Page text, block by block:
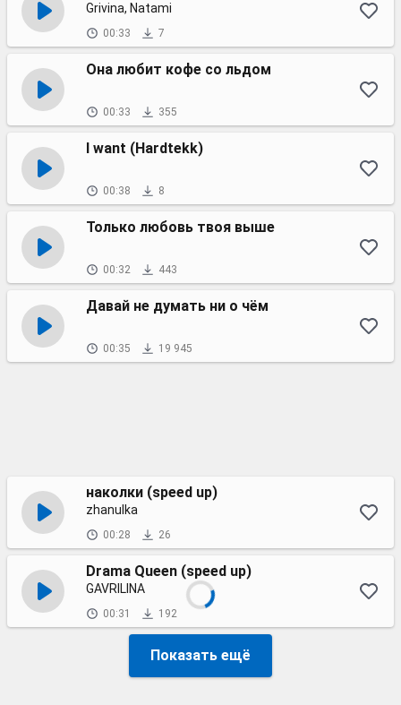
Grivina, Natami
00:33 7
Она любит кофе со льдом
00:33 355
I want (Hardtekk)
00:38 8
Только любовь твоя выше
00:32 443
Давай не думать ни о чём
00:35 19 945
наколки (speed up)
zhanulka
00:28 26
Drama Queen (speed up)
GAVRILINA
00:31 192
Показать ещё